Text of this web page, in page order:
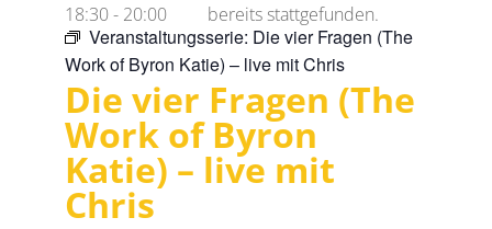
18:30- 20:00
bereits stattgefunden.
Veranstaltungsserie: Die vier Fragen (The
Work of Byron Katie) – live mit Chris
Die vier Fragen (The
Work of Byron
Katie) – live mit
Chris